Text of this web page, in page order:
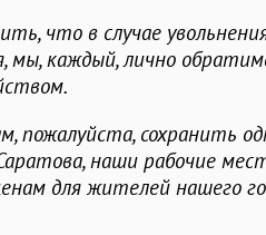
что в случае
мы, каждый, лично
пожалуйста, сохранить
наши рабочие
для жителей нашего